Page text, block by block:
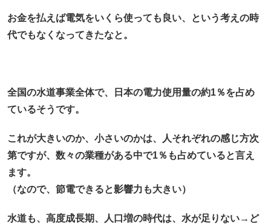
お金を払えば電気をいくら使っても良い、という考えの時
代でもなくなってきたなと。
全国の水道事業全体で、日本の電力使用量の約1％を占め
ているそうです。
これが大きいのか、小さいのかは、人それぞれの感じ方次
第ですが、数々の業種がある中で1％も占めていると言え
ます。
（なので、節電できると影響力も大きい）
水道も、高度成長期、人口増の時代は、水が足りない→ど